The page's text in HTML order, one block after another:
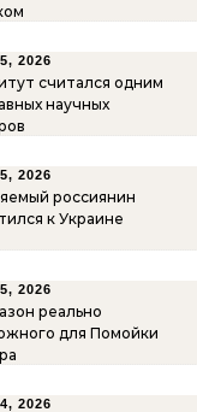
2026
считался одним
научных
2026
россиянин
к Украине
2026
реально
для Помойки
2026